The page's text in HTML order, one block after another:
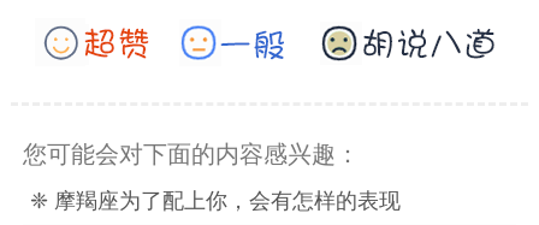
您可能会对下面的内容感兴趣：
❈ 摩羯座为了配上你，会有怎样的表现